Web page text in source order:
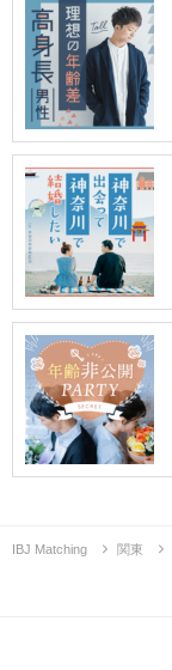
IBJ Matching 関東